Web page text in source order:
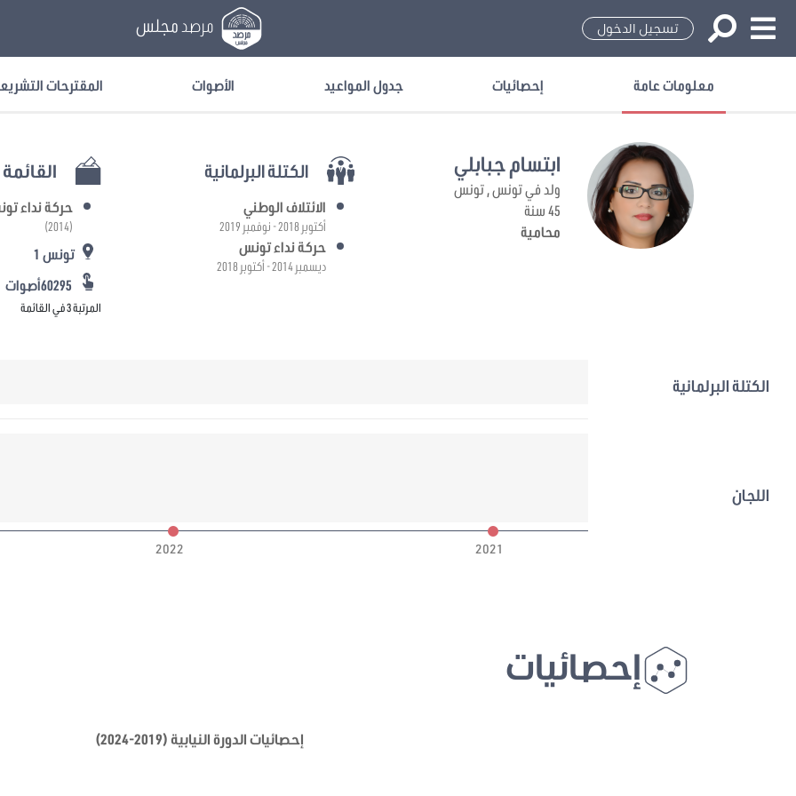
تسجيل الدخول مرصد مجلس
معلومات عامة إحصائيات جدول المواعيد الأصوات المقترحات
ابتسام جبابلي
ولد في تونس , تونس
45 سنة
محامية
الكتلة البرلمانية
الائتلاف الوطني
أكتوبر 2018 - نوفمبر 2019
حركة نداء تونس
ديسمبر 2014 - أكتوبر 2018
القائمة
حركة نداء
(2014)
تونس 1
المرتبة 3 في القائمة
الكتلة البرلمانية
اللجان
2021
2022
إحصائيات
إحصائيات الدورة النيابية (2019-2024)